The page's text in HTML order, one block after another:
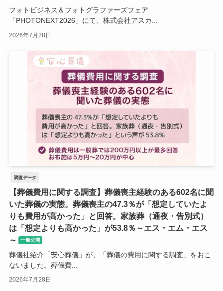
フォトビジネス＆フォトグラファーズフェア
「PHOTONEXT2026」にて、株式会社アスカ...
2026年7月28日
調査データ
【葬儀費用に関する調査】葬儀喪主経験のある602名に聞
いた葬儀の実態。葬儀喪主の47.3％が「想定していたよ
りも費用が高かった」と回答。家族葬（通夜・告別式）
は「想定よりも高かった」が53.8％～エス・エム・エス
～
一般公開
葬儀社紹介「安心葬儀」が、「葬儀の費用に関する調査」をおこ
ないました。葬儀費...
2026年7月28日